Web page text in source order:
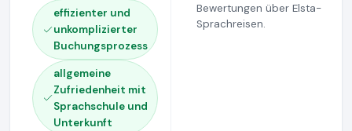
effizienter und
unkomplizierter
Buchungsprozess
allgemeine
Zufriedenheit mit
Sprachschule und
Unterkunft
Bewertungen über Elsta-
Sprachreisen.